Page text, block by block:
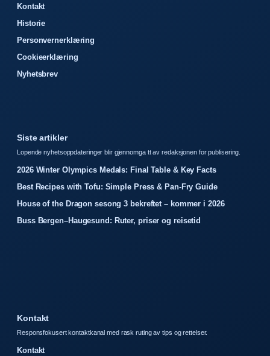
Kontakt
Historie
Personvernerklæring
Cookieerklæring
Nyhetsbrev
Siste artikler
Lopende nyhetsoppdateringer blir gjennomga tt av redaksjonen for publisering.
2026 Winter Olympics Medals: Final Table & Key Facts
Best Recipes with Tofu: Simple Press & Pan-Fry Guide
House of the Dragon sesong 3 bekreftet – kommer i 2026
Buss Bergen–Haugesund: Ruter, priser og reisetid
Kontakt
Responsfokusert kontaktkanal med rask ruting av tips og rettelser.
Kontakt